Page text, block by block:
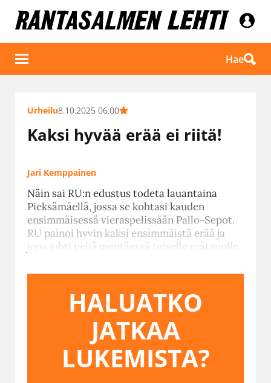
Hae
Urheilu8.10.2025 06:00
Kaksi hyvää erää ei riitä!
Jari Kemppainen
Näin sai RU:n edustus todeta lauantaina
Pieksämäellä, jossa se kohtasi kauden
ensimmäisessä vieraspelissään Pallo-Sepot.
RU painoi hyvin kaksi ensimmäistä erää ja
jopa johti peliä mentäessä toiselle erätauolle.
HALUATKO
JATKAA
LUKEMISTA?